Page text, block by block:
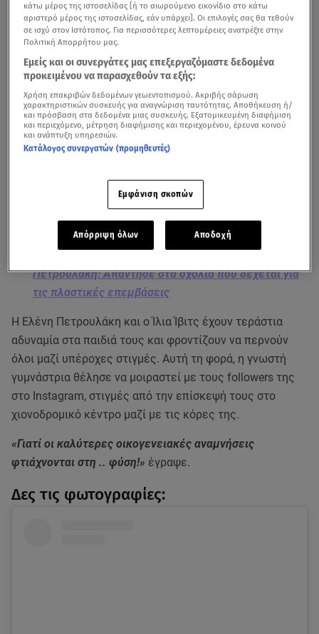
Ελένη Πετρουλάκημαζί με τις τέσσερις καλλονές
κόρες της, Άννα Μαρία, Μίλα, Δωροθέα και Ιλιάνα
Χριστούγεννα. Μαμά και κόρες πήγαν για σκι στη Σερβία,
τη χώρα καταγωγής του μπαμπά της οικογένειας Ίλια
Πετρουλάκη: Απάντησε στα σχόλια που δέχεται για
τις πλαστικές επεμβάσεις
Η Ελένη Πετρουλάκη και ο Ίλια Ίβιτς έχουν τεράστια
αδυναμία στα παιδιά τους και φροντίζουν να περνούν
όλοι μαζί υπέροχες στιγμές. Αυτή τη φορά, η γνωστή
γυμνάστρια θέλησε να μοιραστεί με τους followers της
στο Instagram, στιγμές από την επίσκεψή τους στο
χιονοδρομικό κέντρο μαζί με τις κόρες της.
«Γιατί οι καλύτερες οικογενειακές αναμνήσεις
φτιάχνονται στη .. φύση!» έγραψε.
Δες τις φωτογραφίες:
κάτω μέρος της ιστοσελίδας [ή το αιωρούμενο εικονίδιο στο κάτω
αριστερό μέρος της ιστοσελίδας, εάν υπάρχει]. Οι επιλογές σας θα τεθούν
σε ισχύ στον Ιστότοπος. Για περισσότερες λεπτομέρειες ανατρέξτε στην
Πολιτική Απορρήτου μας.
Εμείς και οι συνεργάτες μας επεξεργαζόμαστε δεδομένα
προκειμένου να παρασχεθούν τα εξής:
Χρήση επακριβών δεδομένων γεωεντοπισμού. Ακριβής σάρωση
χαρακτηριστικών συσκευής για αναγνώριση ταυτότητας. Αποθήκευση ή/
και πρόσβαση στα δεδομένα μιας συσκευής. Εξατομικευμένη διαφήμιση
και περιεχόμενο, μέτρηση διαφήμισης και περιεχομένου, έρευνα κοινού
και ανάπτυξη υπηρεσιών.
Κατάλογος συνεργατών (προμηθευτές)
Εμφάνιση σκοπών
Απόρριψη όλων Αποδοχή